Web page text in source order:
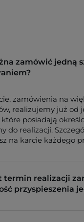
zamówić jedną
zamówienia na
realizujemy już od
które posiadają
do realizacji.
na karcie każdego
termin realizacji
przyspieszenia